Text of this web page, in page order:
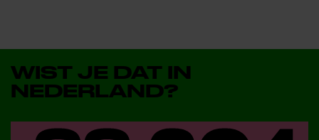
WIST JE DAT IN
NEDERLAND?